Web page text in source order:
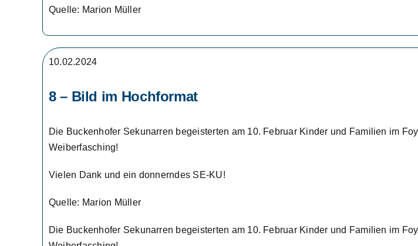
Quelle: Marion Müller
10.02.2024
8 – Bild im Hochformat
Die Buckenhofer Sekunarren begeisterten am 10. Februar Kinder und Familien im
Weiberfasching!
Vielen Dank und ein donnerndes SE-KU!
Quelle: Marion Müller
Die Buckenhofer Sekunarren begeisterten am 10. Februar Kinder und Familien im